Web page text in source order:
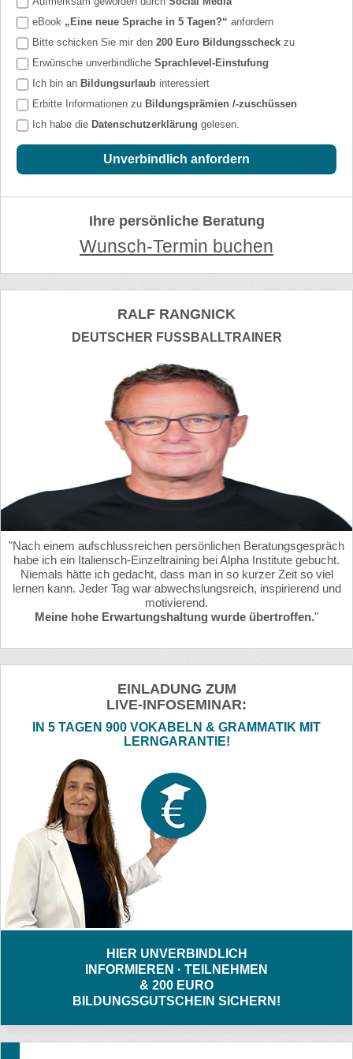
eBook „Eine neue Sprache in 5 Tagen?“ anfordern
Bitte schicken Sie mir den 200 Euro Bildungsscheck zu
Erwünsche unverbindliche Sprachlevel-Einstufung
Ich bin an Bildungsurlaub interessiert
Erbitte Informationen zu Bildungsprämien /-zuschüssen
Ich habe die Datenschutzerklärung gelesen.
Unverbindlich anfordern
Ihre persönliche Beratung
Wunsch-Termin buchen
RALF RANGNICK
DEUTSCHER FUSSBALLTRAINER
"Nach einem aufschlussreichen persönlichen Beratungsgespräch
habe ich ein Italiensch-Einzeltraining bei Alpha Institute gebucht.
Niemals hätte ich gedacht, dass man in so kurzer Zeit so viel
lernen kann. Jeder Tag war abwechslungsreich, inspirierend und
motivierend.
Meine hohe Erwartungshaltung wurde übertroffen."
EINLADUNG ZUM
LIVE-INFOSEMINAR:
IN 5 TAGEN 900 VOKABELN & GRAMMATIK MIT
LERNGARANTIE!
HIER UNVERBINDLICH
INFORMIEREN · TEILNEHMEN
& 200 EURO
BILDUNGSGUTSCHEIN SICHERN!